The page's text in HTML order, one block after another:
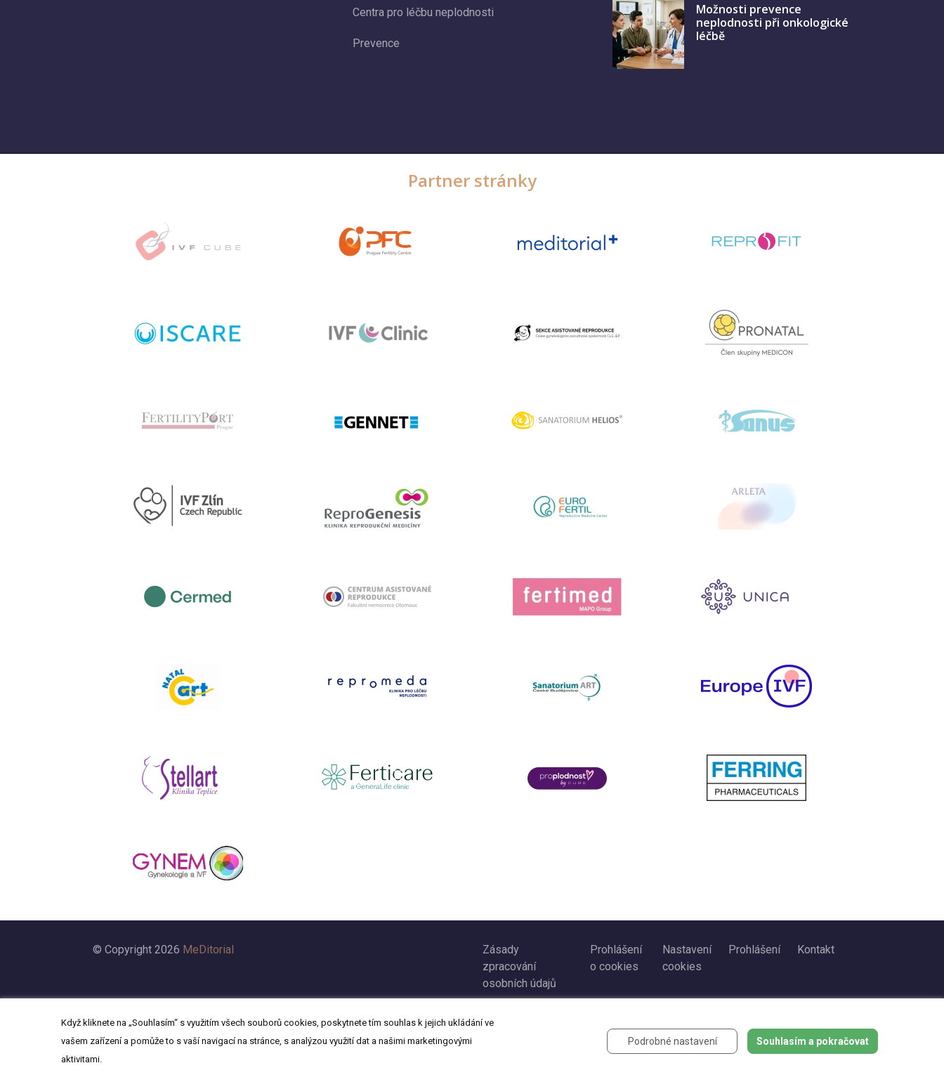
Centra pro léčbu neplodnosti
Prevence
Možnosti prevence
neplodnosti při onkologické
léčbě
Partner stránky
© Copyright 2026 MeDitorial
Zásady
zpracování
osobních údajů
Prohlášení
o cookies
Nastavení
cookies
Prohlášení Kontakt
Když kliknete na „Souhlasím“ s využitím všech souborů cookies, poskytnete tím souhlas k jejich ukládání ve
vašem zařízení a pomůže to s vaší navigací na stránce, s analýzou využití dat a našimi marketingovými
aktivitami.
Podrobné nastavení Souhlasím a pokračovat